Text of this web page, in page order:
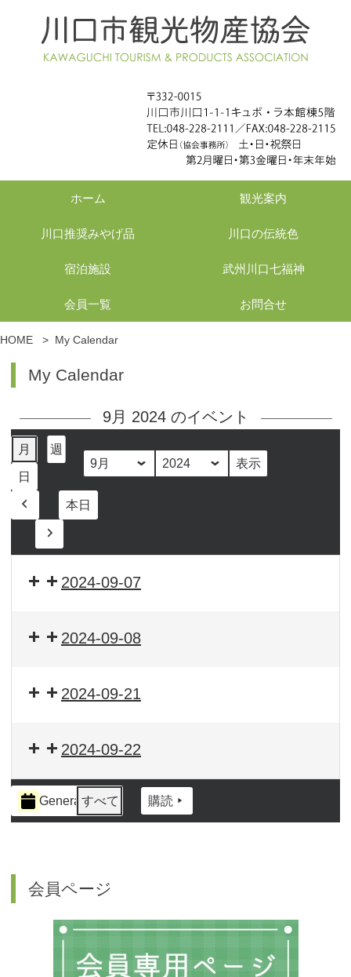
ホーム 観光案内
川口推奨みやげ品 川口の伝統色
宿泊施設 武州川口七福神
会員一覧 お問合せ
HOME > My Calendar
My Calendar
9月 2024 のイベント
月 週
日 月
年
本日
2024-09-07
2024-09-08
2024-09-21
2024-09-22
イ
ベ
Generalすべて 購読
会員ページ